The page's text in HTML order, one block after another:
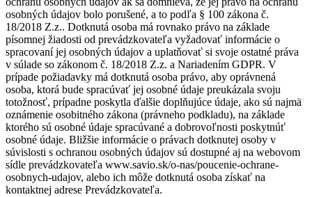
osobných údajov bolo porušené, a to podľa § 100 zákona č.
18/2018 Z.z.. Dotknutá osoba má rovnako právo na základe
písomnej žiadosti od prevádzkovateľa vyžadovať informácie o
spracovaní jej osobných údajov a uplatňovať si svoje ostatné práva
v súlade so zákonom č. 18/2018 Z.z. a Nariadením GDPR. V
prípade požiadavky má dotknutá osoba právo, aby oprávnená
osoba, ktorá bude spracúvať jej osobné údaje preukázala svoju
totožnosť, prípadne poskytla ďalšie doplňujúce údaje, ako sú najmä
oznámenie osobitného zákona (právneho podkladu), na základe
ktorého sú osobné údaje spracúvané a dobrovoľnosti poskytnúť
osobné údaje. Bližšie informácie o právach dotknutej osoby v
súvislosti s ochranou osobných údajov sú dostupné aj na webovom
sídle prevádzkovateľa www.savio.sk/o-nas/poucenie-ochrane-
osobnych-udajov, alebo ich môže dotknutá osoba získať na
kontaktnej adrese Prevádzkovateľa.